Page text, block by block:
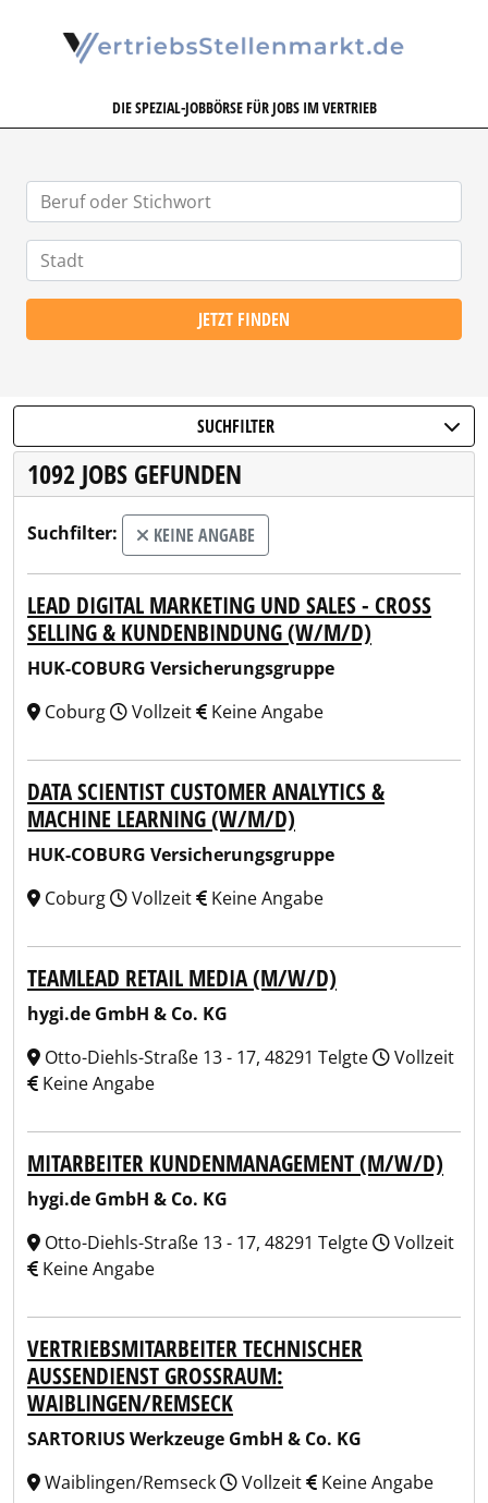
DIE SPEZIAL-JOBBÖRSE FÜR JOBS IM VERTRIEB
JETZT FINDEN
SUCHFILTER
1092 JOBS GEFUNDEN
Suchfilter: KEINE ANGABE
LEAD DIGITAL MARKETING UND SALES - CROSS
SELLING & KUNDENBINDUNG (W/M/D)
HUK-COBURG Versicherungsgruppe
Coburg
Vollzeit Keine Angabe
DATA SCIENTIST CUSTOMER ANALYTICS &
MACHINE LEARNING (W/M/D)
HUK-COBURG Versicherungsgruppe
Coburg
Vollzeit Keine Angabe
TEAMLEAD RETAIL MEDIA (M/W/D)
hygi.de GmbH & Co. KG
Otto-Diehls-Straße 13 - 17, 48291 Telgte
Vollzeit
Keine Angabe
MITARBEITER KUNDENMANAGEMENT (M/W/D)
hygi.de GmbH & Co. KG
Otto-Diehls-Straße 13 - 17, 48291 Telgte
Vollzeit
Keine Angabe
VERTRIEBSMITARBEITER TECHNISCHER
AUSSENDIENST GROSSRAUM: WA
IBLINGEN/REMSECK
SARTORIUS Werkzeuge GmbH & Co. KG
Waiblingen/Remseck
Vollzeit Keine Angabe